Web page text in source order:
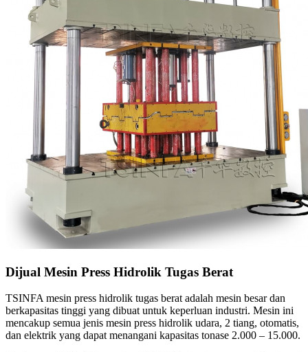
Dijual Mesin Press Hidrolik Tugas Berat
TSINFAmesin press hidrolik tugas beratadalah mesin besar dan
berkapasitas tinggi yang dibuat untuk keperluan industri. Mesin ini
mencakup semua jenis mesin press hidrolik udara, 2 tiang, otomatis,
dan elektrik yang dapat menangani kapasitas tonase 2.000 – 15.000.